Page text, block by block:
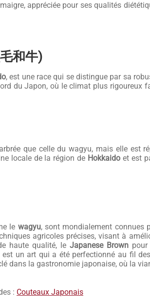
appréciée pour ses qualités
和牛)
, est une race qui se distingue par sa
du Japon, où le climat plus rigoureux
que celle du wagyu, mais elle est
locale de la région de Hokkaido et est
le wagyu, sont mondialement connues
agricoles précises, visant à
haute qualité, leJapanese Brown
est un art qui a été perfectionné au fil
dans la gastronomie japonaise, où la
: Couteaux Japonais